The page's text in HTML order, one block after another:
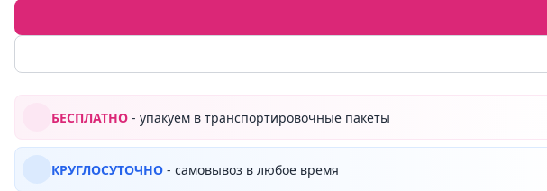
БЕСПЛАТНО - упакуем в транспортировочные пакеты
КРУГЛОСУТОЧНО - самовывоз в любое время